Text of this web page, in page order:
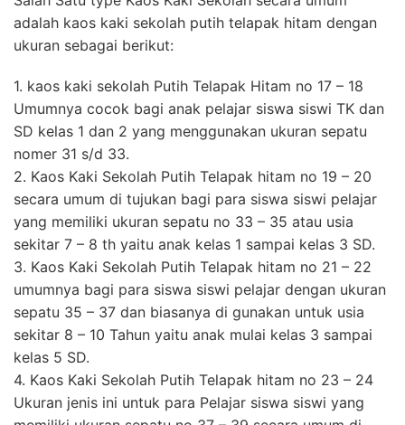
adalah kaos kaki sekolah putih telapak hitam dengan
ukuran sebagai berikut:
1. kaos kaki sekolah Putih Telapak Hitam no 17 – 18
Umumnya cocok bagi anak pelajar siswa siswi TK dan
SD kelas 1 dan 2 yang menggunakan ukuran sepatu
nomer 31 s/d 33.
2. Kaos Kaki Sekolah Putih Telapak hitam no 19 – 20
secara umum di tujukan bagi para siswa siswi pelajar
yang memiliki ukuran sepatu no 33 – 35 atau usia
sekitar 7 – 8 th yaitu anak kelas 1 sampai kelas 3 SD.
3. Kaos Kaki Sekolah Putih Telapak hitam no 21 – 22
umumnya bagi para siswa siswi pelajar dengan ukuran
sepatu 35 – 37 dan biasanya di gunakan untuk usia
sekitar 8 – 10 Tahun yaitu anak mulai kelas 3 sampai
kelas 5 SD.
4. Kaos Kaki Sekolah Putih Telapak hitam no 23 – 24
Ukuran jenis ini untuk para Pelajar siswa siswi yang